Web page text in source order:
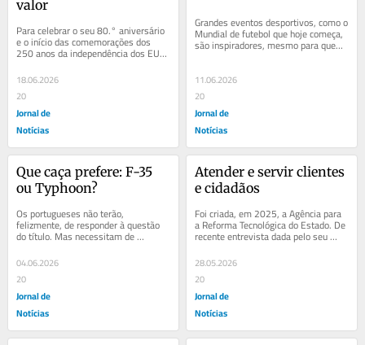
valor
Para celebrar o seu 80.° aniversário
e o início das comemorações dos
250 anos da independência dos EUA,
Donald Trump organizou, na Casa
Branca,...
18.06.2026
20
Jornal de
Notícias
Grandes eventos desportivos, como o
Mundial de futebol que hoje começa,
são inspiradores, mesmo para quem
vive o desporto de forma distante....
11.06.2026
20
Jornal de
Notícias
Que caça prefere: F-35
ou Typhoon?
Os portugueses não terão,
felizmente, de responder à questão
do título. Mas necessitam de
no plano político,...
04.06.2026
20
Jornal de
Notícias
Atender e servir clientes
e cidadãos
Foi criada, em 2025, a Agência para
a Reforma Tecnológica do Estado. De
recente entrevista dada pelo seu
presidente, os jornais destacaram
duas...
28.05.2026
20
Jornal de
Notícias